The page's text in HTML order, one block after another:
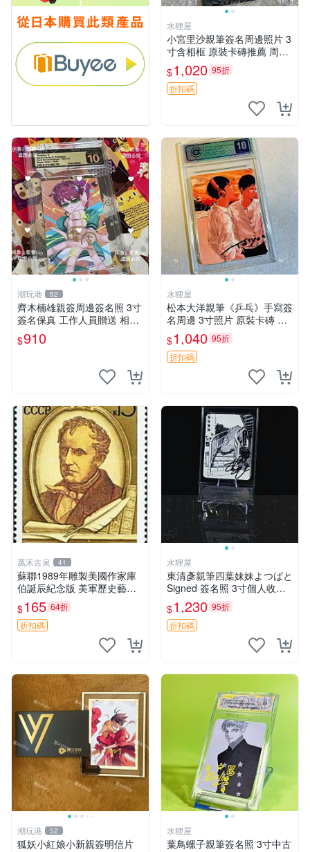
水狸屋
小宮里沙親筆簽名周邊照片 3
寸含相框 原裝卡磚推薦 周邊
照片 相框
$1,020 95折
折扣碼
潮玩港 52
齊木楠雄親簽周邊簽名照 3寸
簽名保真 工作人員贈送 相框
裱好 齊木楠雄、親簽照片、
簽名照
$910
水狸屋
松本大洋親筆《乒乓》手寫簽
名周邊 3寸照片 原裝卡磚 收
藏好物 乒乓 The Animation
松本大洋 簽名 周邊 注記：此
商品為作者親筆簽名，附原
$1,040 95折
折扣碼
萬禾古泉 41
蘇聯1989年雕製美國作家庫
伯誕辰紀念版 美軍歷史藝術
品 耶魯出身 庫合作曲家紀念
收藏嚴選
$165 64折
折扣碼
水狸屋
東清彥親筆四葉妹妹よつばと
Signed 簽名照 3寸個人收藏
原裝卡磚附卡磚裝裱 包裝嚴
實 官方授權發貨 貨真無假 四
葉妹妹よつばと 簽名照 財団
$1,230 95折
折扣碼
潮玩港 52
狐妖小紅娘小新親簽明信片
水狸屋
葉鳥螺子親筆簽名照 3寸中古